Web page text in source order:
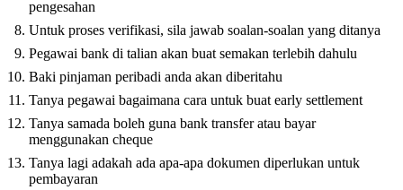
pengesahan
Untuk proses verifikasi, sila jawab soalan-soalan yang ditanya
Pegawai bank di talian akan buat semakan terlebih dahulu
Baki pinjaman peribadi anda akan diberitahu
Tanya pegawai bagaimana cara untuk buat early settlement
Tanya samada boleh guna bank transfer atau bayar
menggunakan cheque
Tanya lagi adakah ada apa-apa dokumen diperlukan untuk
pembayaran